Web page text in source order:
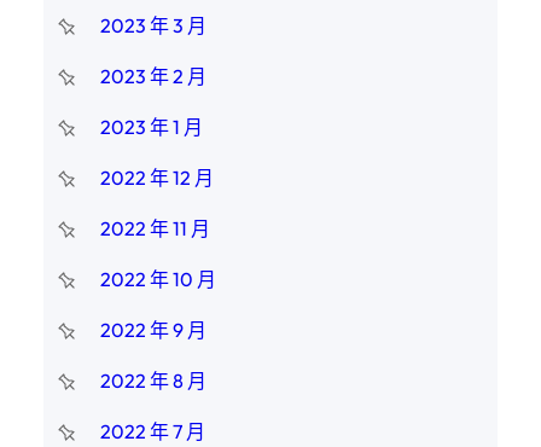
2023 年 3 月
2023 年 2 月
2023 年 1 月
2022 年 12 月
2022 年 11 月
2022 年 10 月
2022 年 9 月
2022 年 8 月
2022 年 7 月